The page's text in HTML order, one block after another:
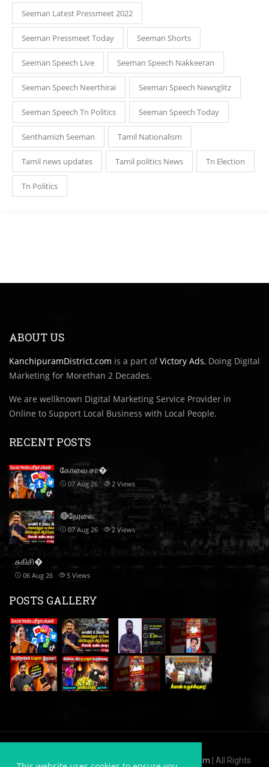
Seeman Latest Pressmeet 2022
Seeman Pressmeet Today Seeman Shorts
Seeman Speech Live Seeman Speech Nakkeeran
Seeman Speech Neerthirai Seeman Speech Newsglitz
Seeman Speech Tn Politics Seeman Speech Today
Senthamizh Seeman Tamil Nationalism
Tamil news updates Tamil politics News Tn Election
Tn Politics
ABOUT US
KanchipuramDistrict.com is a part ofVictory Ads, Doing Digital
Marketing for Morethan 2 Decades.
We are wellknown Digital Marketing Service Provider in
Online to Support Local Business with Local People.
RECENT POSTS
கோவை சா�
07 Aug 26 2 Views
🔴நேரலை:
07 Aug 26 2 Views
சுகிசி�
06 Aug 26 5 Views
POSTS GALLERY
KanchipuramDistrict.com | All Rights